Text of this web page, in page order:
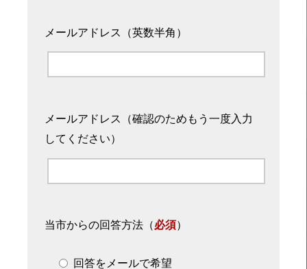
メールアドレス（英数半角）
メールアドレス（確認のためもう一度入力
してください）
当市からの回答方法 （必須）
回答をメールで希望